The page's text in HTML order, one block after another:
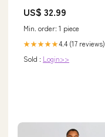
US$ 32.99
Min. order: 1 piece
★★★★★4.4 (17 reviews)
Sold : Login>>